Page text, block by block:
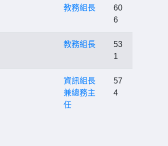
教務組長
60
6
教務組長
53
1
資訊組長
兼總務主
任
57
4